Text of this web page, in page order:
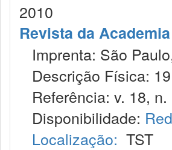
2010
Revista da
Imprenta: São
Descrição Física:
Referência: v. 18,
Disponibilidade:
Localização: TST